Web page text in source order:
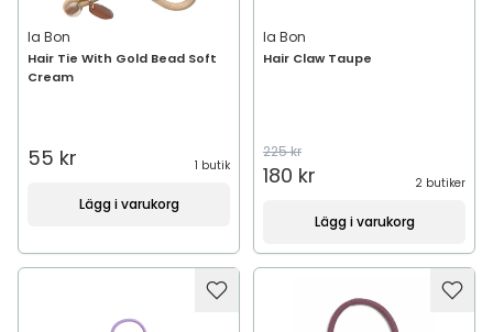
Ia Bon
Hair Tie With Gold Bead Soft
Cream
55 kr 1 butik
Lägg i varukorg
Ia Bon
Hair Claw Taupe
225 kr
180 kr 2 butiker
Lägg i varukorg